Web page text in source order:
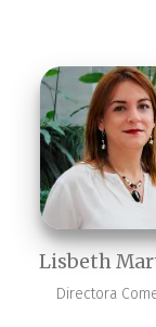
Lisbeth
Directora